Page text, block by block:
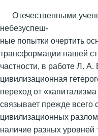
Отечественными
небезуспеш-
ные попытки очертить
трансформации нашей
частности, в работе Л.
цивилизационная
переход от
связывает прежде всего
цивилизационных
наличие разных уровней